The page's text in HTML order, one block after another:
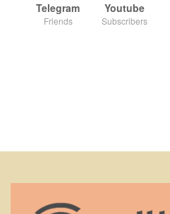
Youtube
Subscribers
Telegram
Friends